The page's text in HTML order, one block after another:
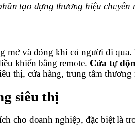
tạo dựng thương hiệu chuyên
mở và đóng khi có người đi
khiển bằng remote. Cửa tự
thị, cửa hàng, trung tâm
siêu thị
cho doanh nghiệp, đặc biệt là